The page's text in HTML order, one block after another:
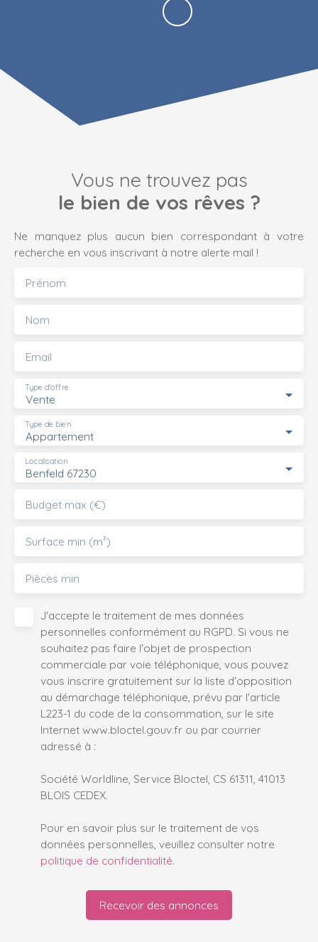
Vous ne trouvez pas
le bien de vos rêves ?
Ne manquez plus aucun bien correspondant à votre
recherche en vous inscrivant à notre alerte mail !
Prénom
Nom
Email
Vente
Type d'offre
Appartement
Type de bien
Benfeld 67230
Localisation
Budget max (€)
Surface min (m²)
Pièces min
J'accepte le traitement de mes données
personnelles conformément au RGPD. Si vous ne
souhaitez pas faire l'objet de prospection
commerciale par voie téléphonique, vous pouvez
vous inscrire gratuitement sur la liste d'opposition
au démarchage téléphonique, prévu par l'article
L223-1 du code de la consommation, sur le site
Internet www.bloctel.gouv.fr ou par courrier
adressé à :
Société Worldline, Service Bloctel, CS 61311, 41013
BLOIS CEDEX.
Pour en savoir plus sur le traitement de vos
données personnelles, veuillez consulter notre
politique de confidentialité.
Recevoir des annonces